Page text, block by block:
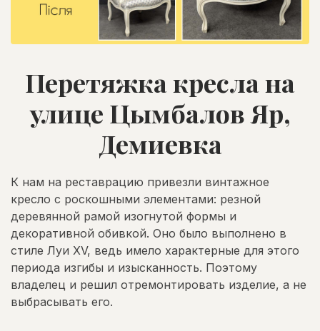
Перетяжка кресла на
улице Цымбалов Яр,
Демиевка
К нам на реставрацию привезли винтажное
кресло с роскошными элементами: резной
деревянной рамой изогнутой формы и
декоративной обивкой. Оно было выполнено в
стиле Луи XV, ведь имело характерные для этого
периода изгибы и изысканность. Поэтому
владелец и решил отремонтировать изделие, а не
выбрасывать его.